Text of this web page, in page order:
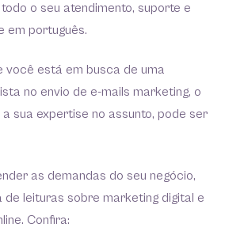
o seu atendimento, suporte e
em português.
você está em busca de uma
no envio de e-mails marketing, o
sua expertise no assunto, pode ser
as demandas do seu negócio,
de leituras sobre marketing digital e
Confira: